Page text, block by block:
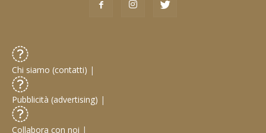
Chi siamo (contatti) |
Pubblicità (advertising) |
Collabora con noi |